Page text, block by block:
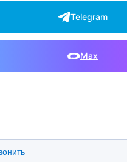
Telegram
Max
способ связи